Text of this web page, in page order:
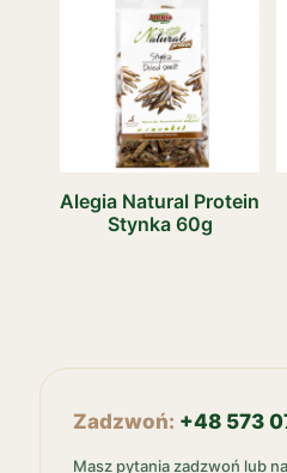
Alegia Natural Protein
Stynka 60g
Zadzwoń: +48 573
Masz pytania zadzwoń lub